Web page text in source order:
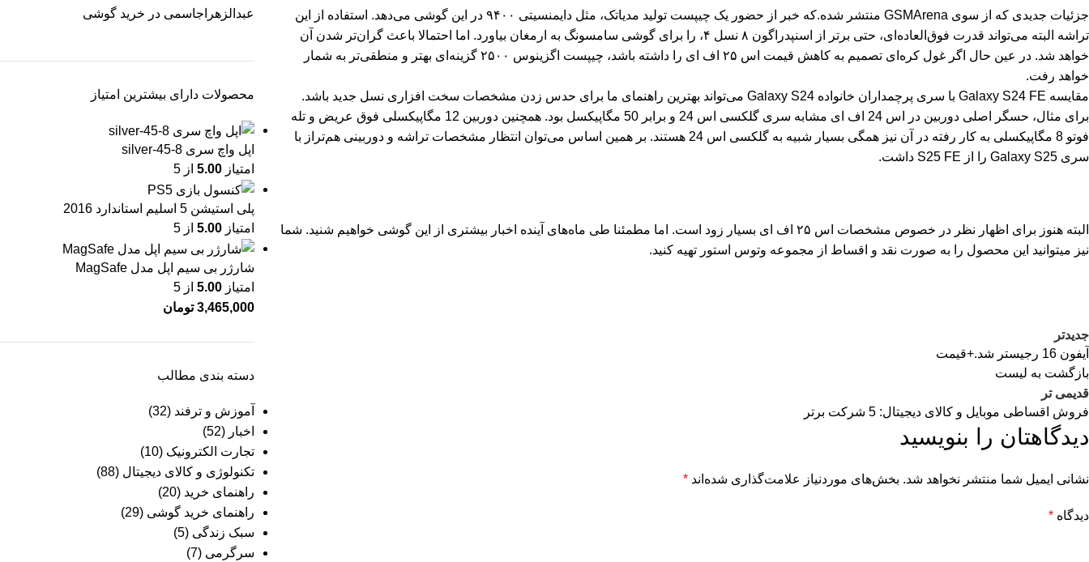
جزئیات جدیدی که از سوی GSMArena منتشر شده.که خبر از حضور یک چیپست تولید مدیاتک، مثل دایمنسیتی ۹۴۰۰ در این گوشی می‌دهد. استفاده از این
تراشه البته می‌تواند قدرت فوق‌العاده‌ای، حتی برتر از اسنپدراگون ۸ نسل ۴، را برای گوشی سامسونگ به ارمغان بیاورد. اما احتمالا باعث گران‌تر شدن آن
خواهد شد. در عین حال اگر غول کره‌ای تصمیم به کاهش قیمت اس ۲۵ اف ای را داشته باشد، چیپست اگزینوس ۲۵۰۰ گزینه‌ای بهتر و منطقی‌تر به شمار
خواهد رفت.
مقایسه Galaxy S24 FE با سری پرچمداران خانواده Galaxy S24 می‌تواند بهترین راهنمای ما برای حدس زدن مشخصات سخت افزاری نسل جدید باشد.
برای مثال، حسگر اصلی دوربین در اس 24 اف ای مشابه سری گلکسی اس 24 و برابر 50 مگاپیکسل بود. همچنین دوربین 12 مگاپیکسلی فوق عریض و تله
فوتو 8 مگاپیکسلی به کار رفته در آن نیز همگی بسیار شبیه به گلکسی اس 24 هستند. بر همین اساس می‌توان انتظار مشخصات تراشه و دوربینی هم‌تراز با
سری Galaxy S25 را از S25 FE داشت.
البته هنوز برای اظهار نظر در خصوص مشخصات اس ۲۵ اف ای بسیار زود است. اما مطمئنا طی ماه‌های آینده اخبار بیشتری از این گوشی خواهیم شنید. شما
نیز میتوانید این محصول را به صورت نقد و اقساط از مجموعه وتوس استور تهیه کنید.
جدیدتر
آیفون 16 رجیستر شد.+قیمت
بازگشت به لیست
قدیمی تر
فروش اقساطی موبایل و کالای دیجیتال: 5 شرکت برتر
دیدگاهتان را بنویسید
نشانی ایمیل شما منتشر نخواهد شد. بخش‌های موردنیاز علامت‌گذاری شده‌اند *
دیدگاه *
عبدالزهراجاسمی در خرید گوشی
محصولات دارای بیشترین امتیاز
اپل واچ سری 8-45-silver
امتیاز5.00 از 5
پلی استیشن 5 اسلیم استاندارد 2016
امتیاز5.00 از 5
شارژر بی سیم اپل مدل MagSafe
امتیاز5.00 از 5
3,465,000 تومان
دسته بندی مطالب
آموزش و ترفند (32)
اخبار (52)
تجارت الکترونیک (10)
تکنولوژی و کالای دیجیتال (88)
راهنمای خرید (20)
راهنمای خرید گوشی (29)
سبک زندگی (5)
سرگرمی (7)